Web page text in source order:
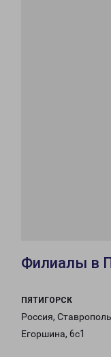
Филиалы в
ПЯТИГОРСК
Россия,
Егоршина, 6с1